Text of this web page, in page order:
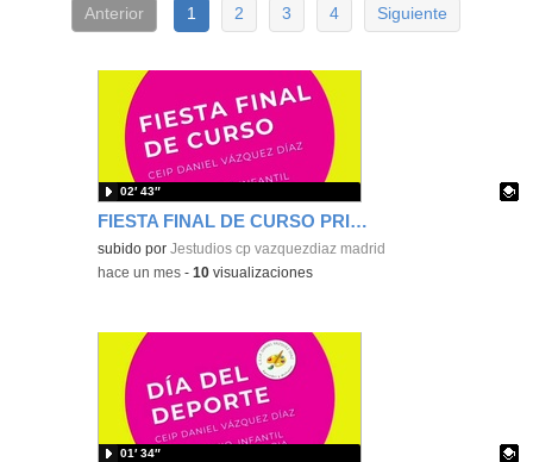
Anterior 1 2 3 4 Siguiente
FIESTA FINAL DE CURSO PRIMER CICLO DE INFANTIL 2026
Contenido educativo.
subido porJestudios cp vazquezdiaz madrid
02′ 43″
-hace un mes -10 visualizaciones
01′ 34″